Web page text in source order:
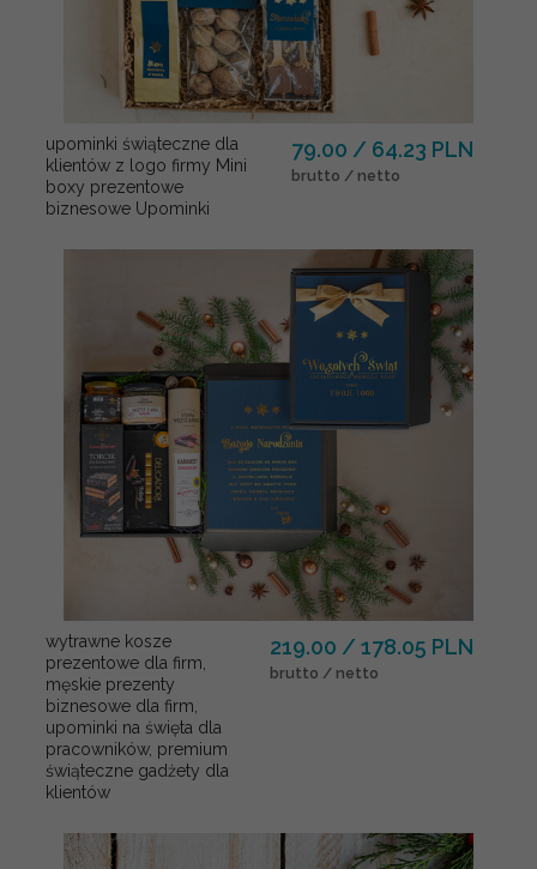
upominki świąteczne dla
klientów z logo firmy Mini
boxy prezentowe
biznesowe Upominki
79.00 / 64.23 PLN
brutto / netto
wytrawne kosze
prezentowe dla firm,
męskie prezenty
biznesowe dla firm,
upominki na święta dla
pracowników, premium
świąteczne gadżety dla
klientów
219.00 / 178.05 PLN
brutto / netto